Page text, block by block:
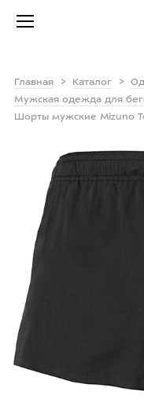
Главная Каталог
Мужская одежда для
Шорты мужские Mizuno